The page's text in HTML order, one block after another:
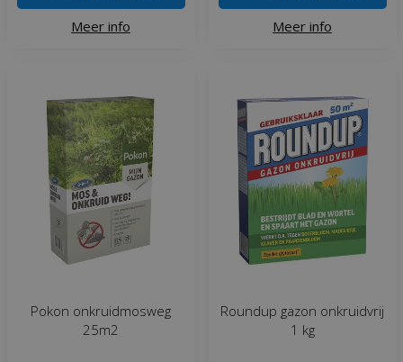
Meer info Meer info
Pokon onkruidmosweg
25m2
Roundup gazon onkruidvrij
1 kg